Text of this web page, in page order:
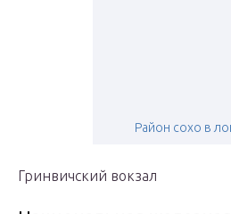
Район сохо в
Гринвичский вокзал